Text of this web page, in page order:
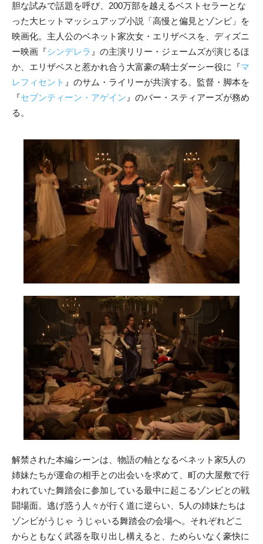
胆な試みで話題を呼び、200万部を越えるベストセラーとな
った大ヒットマッシュアップ小説「高慢と偏見とゾンビ」を
映画化。主人公のベネット家次女・エリザベスを、ディズニ
ー映画『シンデレラ 』の主演リリー・ジェームズが演じるほ
か、エリザベスと惹かれ合う大富豪の騎士ダーシー役に『マ
レフィセント 』のサム・ライリーが共演する。監督・脚本を
『セブンティーン・アゲイン 』のバー・スティアーズが務め
る。
解禁された本編シーンは、物語の軸となるベネット家5人の
姉妹たちが運命の相手との出会いを求めて、町の大屋敷で行
われていた舞踏会に参加している最中に起こるゾンビとの戦
闘場面。逃げ惑う人々が行く道に逆らい、5人の姉妹たちは
ゾンビがうじゃ うじゃいる舞踏会の会場へ。それぞれどこ
からともなく武器を取り出し構えると、ためらいなく豪快に